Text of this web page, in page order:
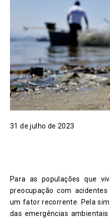
31 de julho de 2023
Para as populações que
preocupação com
um fator recorrente. Pela
das emergências